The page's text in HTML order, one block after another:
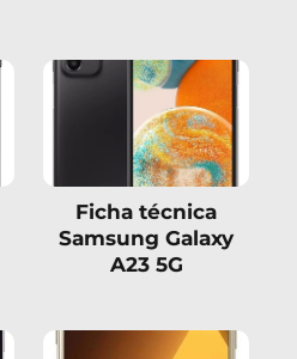
Ficha técnica
Samsung Galaxy
A23 5G